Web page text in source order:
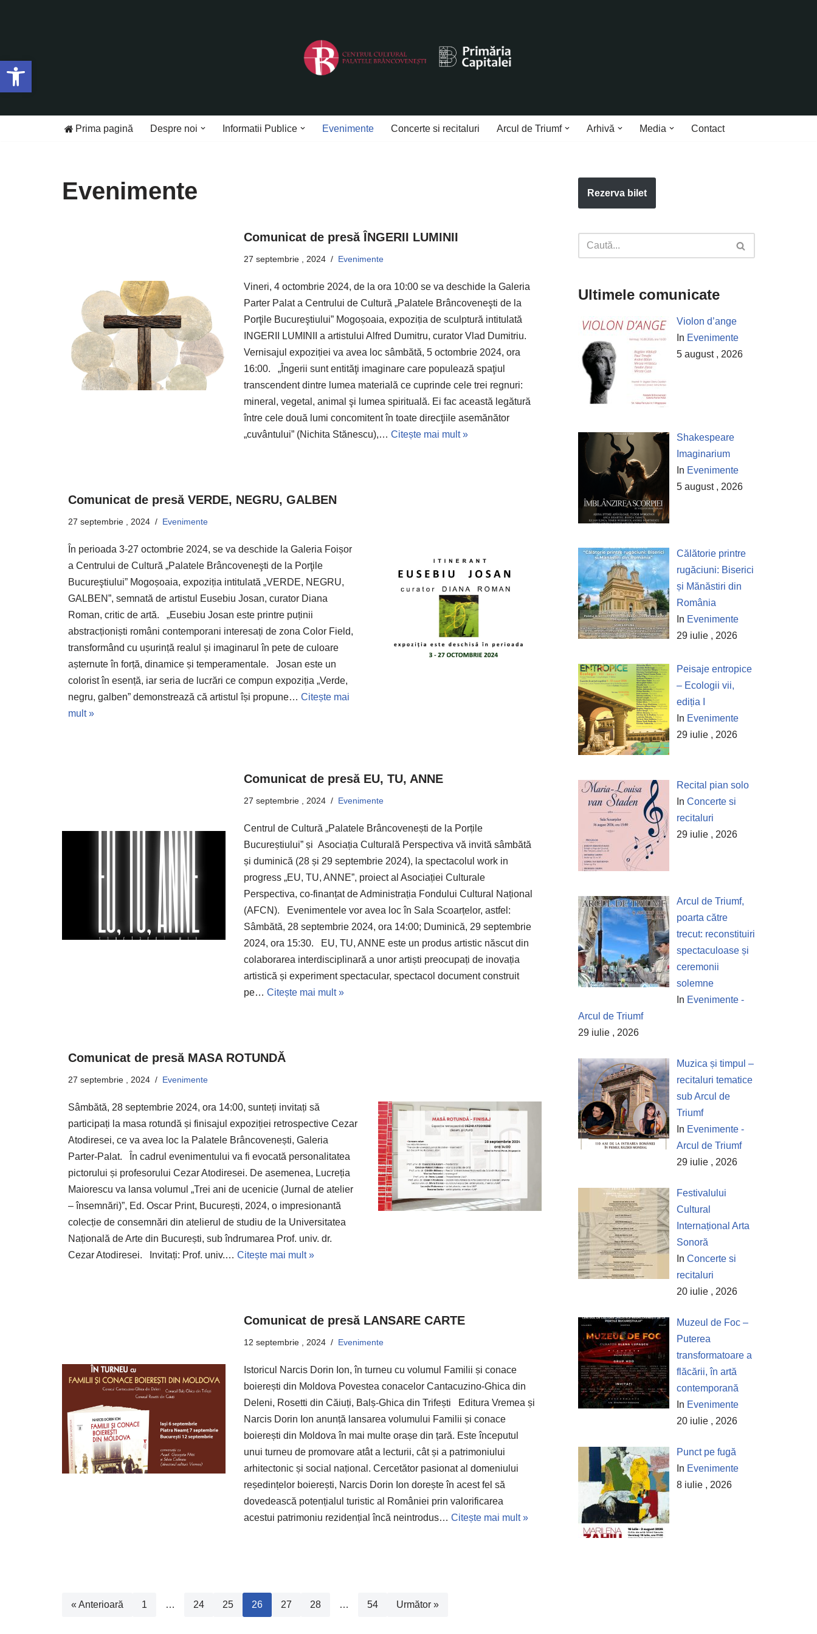
Deschide bara de unelte
conținut
Prima pagină Despre noi Informatii Publice Evenimente Concerte si recitaluri Arcul de Triumf Arhivă Media Contact
Evenimente
Comunicat de presă ÎNGERII LUMINII
27 septembrie , 2024 Evenimente
Vineri, 4 octombrie 2024, de la ora 10:00 se va deschide la Galeria
Parter Palat a Centrului de Cultură „Palatele Brâncoveneşti de la
Porţile Bucureştiului” Mogoșoaia, expoziția de sculptură intitulată
INGERII LUMINII a artistului Alfred Dumitru, curator Vlad Dumitriu.
Vernisajul expoziției va avea loc sâmbătă, 5 octombrie 2024, ora
16:00. „Îngerii sunt entităţi imaginare care populează spaţiul
transcendent dintre lumea materială ce cuprinde cele trei regnuri:
mineral, vegetal, animal şi lumea spirituală. Ei fac această legătură
între cele două lumi concomitent în toate direcţiile asemănător
„cuvântului” (Nichita Stănescu),…Citește mai mult »
Comunicat de presă VERDE, NEGRU, GALBEN
27 septembrie , 2024 Evenimente
În perioada 3-27 octombrie 2024, se va deschide la Galeria Foișor
a Centrului de Cultură „Palatele Brâncoveneşti de la Porţile
Bucureştiului” Mogoșoaia, expoziția intitulată „VERDE, NEGRU,
GALBEN”, semnată de artistul Eusebiu Josan, curator Diana
Roman, critic de artă. „Eusebiu Josan este printre puținii
abstracționiști români contemporani interesați de zona Color Field,
transformând cu ușurință realul și imaginarul în pete de culoare
așternute în forță, dinamice și temperamentale. Josan este un
colorist în esență, iar seria de lucrări ce compun expoziția „Verde,
negru, galben” demonstrează că artistul își propune… Citește mai
mult »
Comunicat de presă EU, TU, ANNE
27 septembrie , 2024 Evenimente
Centrul de Cultură „Palatele Brâncovenești de la Porțile
Bucureștiului” și Asociația Culturală Perspectiva vă invită sâmbătă
și duminică (28 și 29 septembrie 2024), la spectacolul work in
progress „EU, TU, ANNE”, proiect al Asociației Culturale
Perspectiva, co-finanțat de Administrația Fondului Cultural Național
(AFCN). Evenimentele vor avea loc în Sala Scoarțelor, astfel:
Sâmbătă, 28 septembrie 2024, ora 14:00; Duminică, 29 septembrie
2024, ora 15:30. EU, TU, ANNE este un produs artistic născut din
colaborarea interdisciplinară a unor artiști preocupați de inovația
artistică și experiment spectacular, spectacol document construit
pe…Citește mai mult »
Comunicat de presă MASA ROTUNDĂ
27 septembrie , 2024 Evenimente
Sâmbătă, 28 septembrie 2024, ora 14:00, sunteți invitați să
participați la masa rotundă și finisajul expoziției retrospective Cezar
Atodiresei, ce va avea loc la Palatele Brâncovenești, Galeria
Parter-Palat. În cadrul evenimentului va fi evocată personalitatea
pictorului și profesorului Cezar Atodiresei. De asemenea, Lucreția
Maiorescu va lansa volumul „Trei ani de ucenicie (Jurnal de atelier
– însemnări)”, Ed. Oscar Print, București, 2024, o impresionantă
colecție de consemnări din atelierul de studiu de la Universitatea
Națională de Arte din București, sub îndrumarea Prof. univ. dr.
Cezar Atodiresei. Invitați: Prof. univ.… Citește mai mult »
Comunicat de presă LANSARE CARTE
12 septembrie , 2024 Evenimente
Istoricul Narcis Dorin Ion, în turneu cu volumul Familii și conace
boierești din Moldova Povestea conacelor Cantacuzino-Ghica din
Deleni, Rosetti din Căiuți, Balș-Ghica din Trifești Editura Vremea și
Narcis Dorin Ion anunță lansarea volumului Familii și conace
boierești din Moldova în mai multe orașe din țară. Este începutul
unui turneu de promovare atât a lecturii, cât și a patrimoniului
arhitectonic și social național. Cercetător pasionat al domeniului
reședințelor boierești, Narcis Dorin Ion dorește în acest fel să
dovedească potențialul turistic al României prin valorificarea
acestui patrimoniu rezidențial încă neintrodus…Citește mai mult »
« Anterioară 1 … 24 25 26 27 28 … 54 Următor »
Rezerva bilet
Ultimele comunicate
Violon d’ange
In Evenimente
5 august , 2026
Shakespeare
Imaginarium
In Evenimente
5 august , 2026
Călătorie printre
rugăciuni: Biserici
și Mănăstiri din
România
In Evenimente
29 iulie , 2026
Peisaje entropice
– Ecologii vii,
ediția I
In Evenimente
29 iulie , 2026
Recital pian solo
In Concerte si
recitaluri
29 iulie , 2026
Arcul de Triumf,
poarta către
trecut: reconstituiri
spectaculoase și
ceremonii
solemne
In Evenimente -
Arcul de Triumf
29 iulie , 2026
Muzica și timpul –
recitaluri tematice
sub Arcul de
Triumf
In Evenimente -
Arcul de Triumf
29 iulie , 2026
Festivalului
Cultural
Internațional Arta
Sonoră
In Concerte si
recitaluri
20 iulie , 2026
Muzeul de Foc –
Puterea
transformatoare a
flăcării, în artă
contemporană
In Evenimente
20 iulie , 2026
Punct pe fugă
In Evenimente
8 iulie , 2026